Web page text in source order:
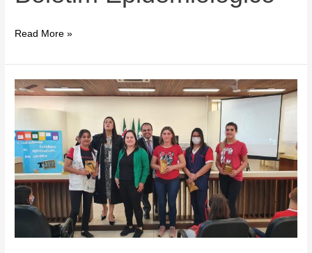
Boletim
Read More »